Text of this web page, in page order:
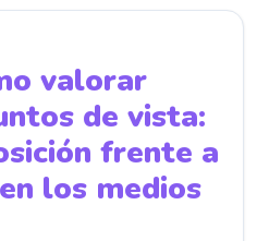
valorar
de vista:
frente a
los medios